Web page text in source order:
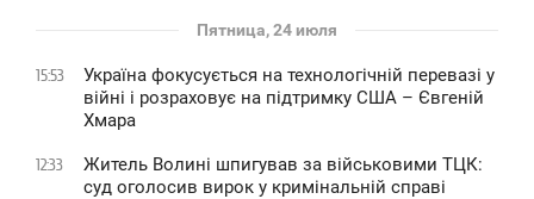
Пятница, 24 июля
15:53
Україна фокусується на технологічній перевазі у
війні і розраховує на підтримку США – Євгеній
Хмара
12:33
Житель Волині шпигував за військовими ТЦК:
суд оголосив вирок у кримінальній справі